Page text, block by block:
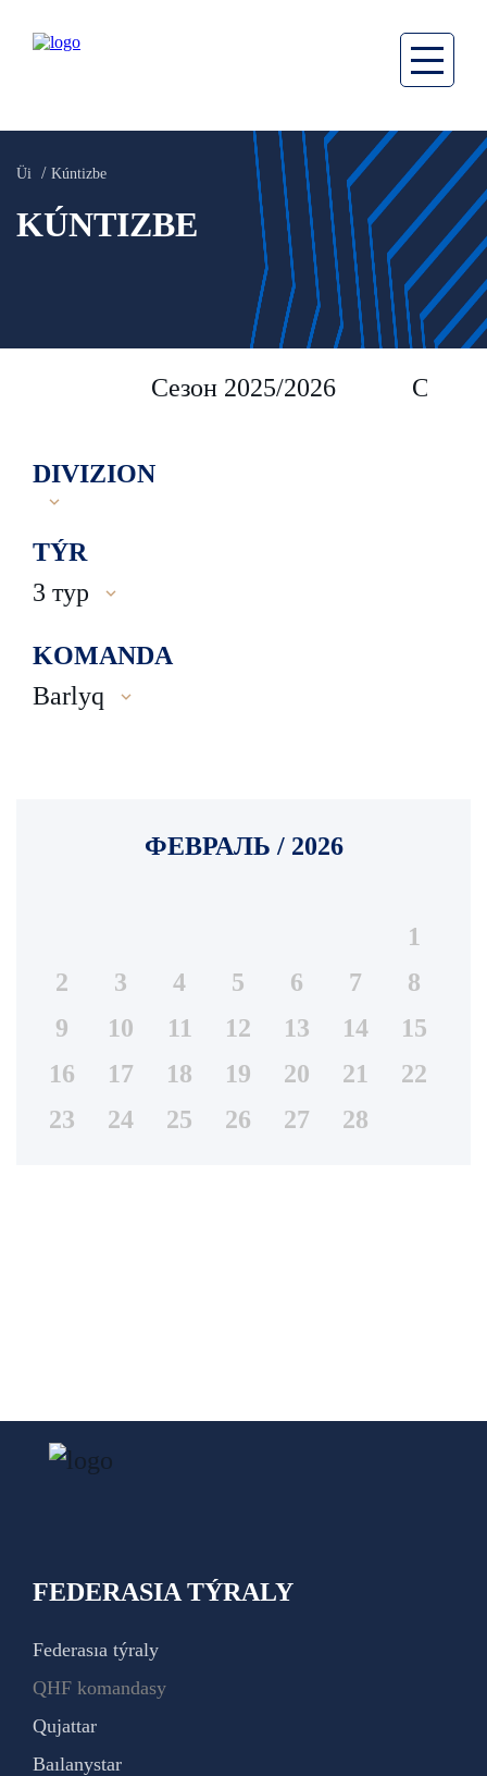
Üi Kúntizbe
KÚNTIZBE
Сезон 2025/2026 Сезон
DIVIZION
TÝR
3 тур
KOMANDA
Barlyq
ФЕВРАЛЬ / 2026
1
2
3 4 5 6 7
8
9
10 11 12 13 14
15
16
17 18 19 20 21
22
23
24 25 26 27 28
FEDERASIA TÝRALY
Federasıa týraly
QHF komandasy
Qujattar
Baılanystar